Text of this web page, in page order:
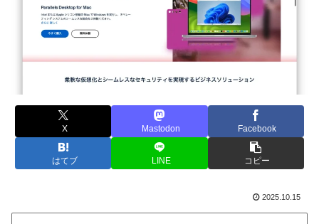
X Mastodon Facebook
はてブ LINE コピー
2025.10.15